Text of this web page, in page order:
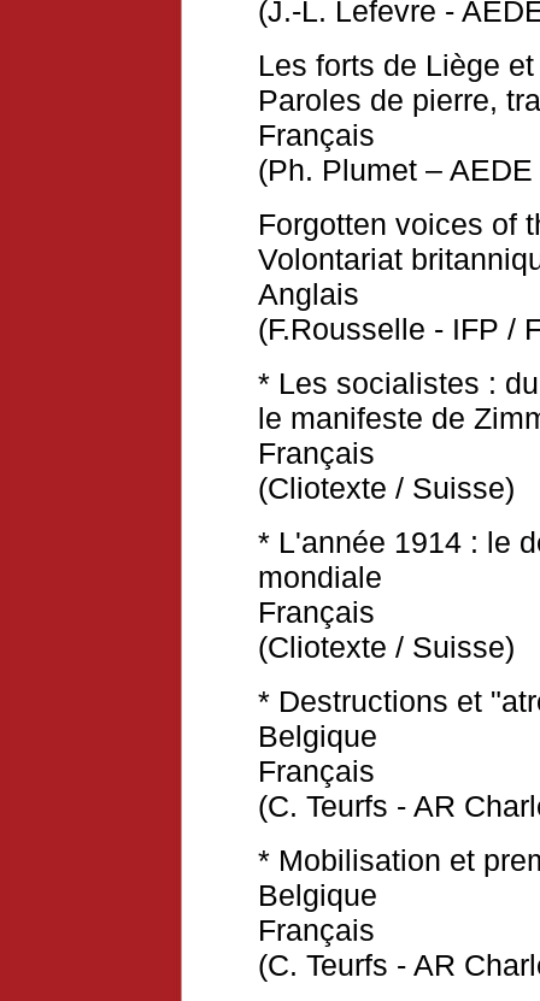
(J.-L. Lefevre -
Les forts de Liège
Paroles de pierre,
Français
(Ph. Plumet –
Forgotten voices of
Volontariat
Anglais
(F.Rousselle - IFP /
* Les socialistes :
le manifeste de
Français
(Cliotexte / Suisse)
* L'année 1914 : le
mondiale
Français
(Cliotexte / Suisse)
* Destructions et
Belgique
Français
(C. Teurfs - AR
* Mobilisation et
Belgique
Français
(C. Teurfs - AR